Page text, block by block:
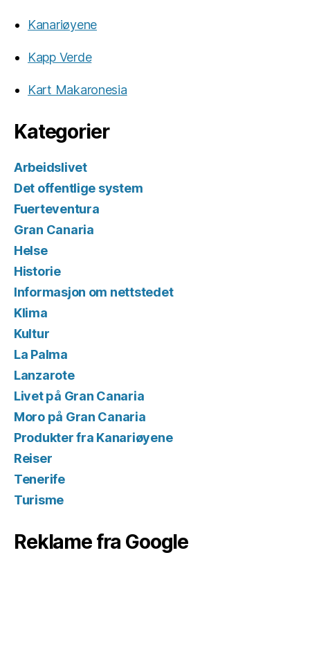
Kanariøyene
Kapp Verde
Kart Makaronesia
Kategorier
Arbeidslivet
Det offentlige system
Fuerteventura
Gran Canaria
Helse
Historie
Informasjon om nettstedet
Klima
Kultur
La Palma
Lanzarote
Livet på Gran Canaria
Moro på Gran Canaria
Produkter fra Kanariøyene
Reiser
Tenerife
Turisme
Reklame fra Google